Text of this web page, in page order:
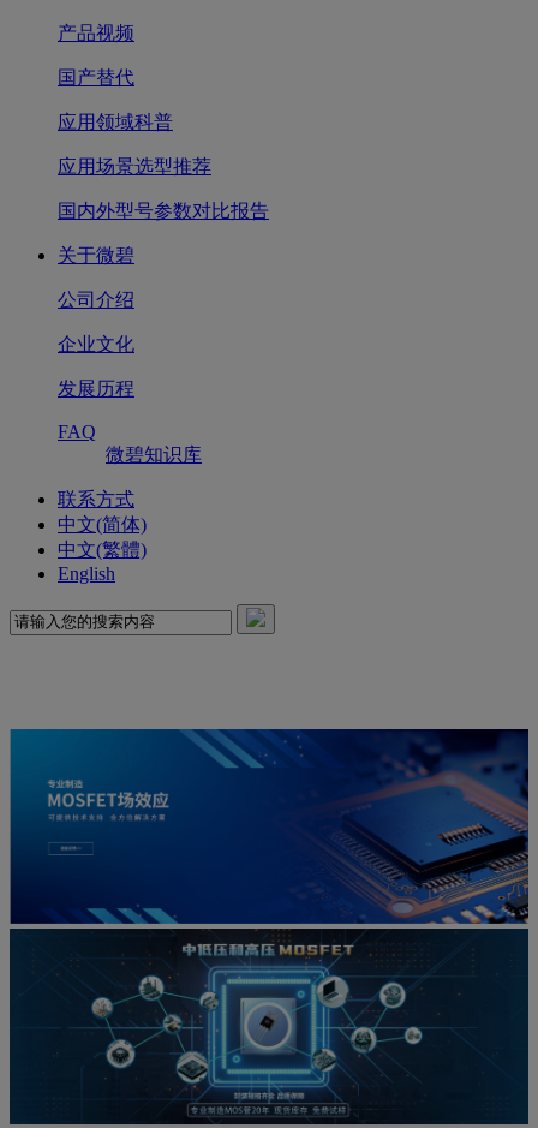
产品视频
国产替代
应用领域科普
应用场景选型推荐
国内外型号参数对比报告
关于微碧
公司介绍
企业文化
发展历程
FAQ
微碧知识库
联系方式
中文(简体)
中文(繁體)
English